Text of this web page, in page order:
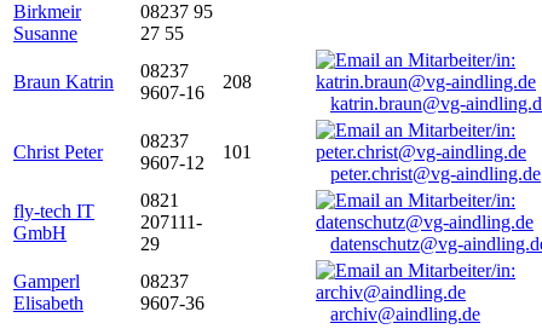
Birkmeir
Susanne
08237 95
27 55
Braun Katrin
08237
9607-16
208
katrin.braun@vg-
Christ Peter
08237
9607-12
101
peter.christ@vg-aindling.de
fly-tech IT
GmbH
0821
207111-
29
datenschutz@vg-
Gamperl
Elisabeth
08237
9607-36
archiv@aindling.de